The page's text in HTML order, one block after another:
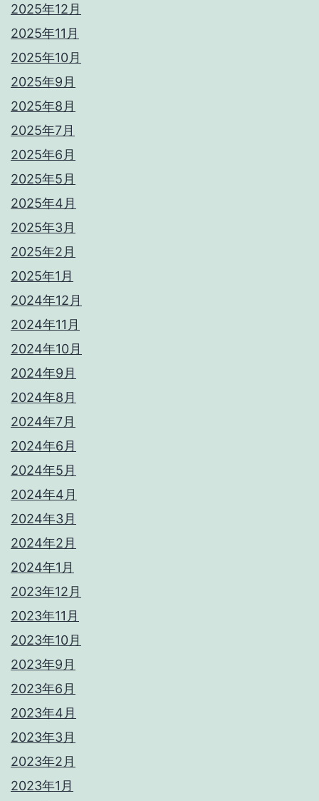
2025年12月
2025年11月
2025年10月
2025年9月
2025年8月
2025年7月
2025年6月
2025年5月
2025年4月
2025年3月
2025年2月
2025年1月
2024年12月
2024年11月
2024年10月
2024年9月
2024年8月
2024年7月
2024年6月
2024年5月
2024年4月
2024年3月
2024年2月
2024年1月
2023年12月
2023年11月
2023年10月
2023年9月
2023年6月
2023年4月
2023年3月
2023年2月
2023年1月